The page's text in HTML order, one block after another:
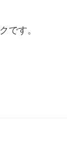
です。